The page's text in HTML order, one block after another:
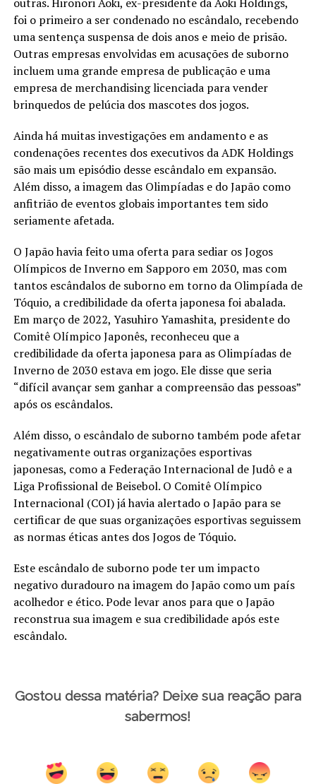
foi o primeiro a ser condenado no escândalo, recebendo
uma sentença suspensa de dois anos e meio de prisão.
Outras empresas envolvidas em acusações de suborno
incluem uma grande empresa de publicação e uma
empresa de merchandising licenciada para vender
brinquedos de pelúcia dos mascotes dos jogos.
Ainda há muitas investigações em andamento e as
condenações recentes dos executivos da ADK Holdings
são mais um episódio desse escândalo em expansão.
Além disso, a imagem das Olimpíadas e do Japão como
anfitrião de eventos globais importantes tem sido
seriamente afetada.
O Japão havia feito uma oferta para sediar os Jogos
Olímpicos de Inverno em Sapporo em 2030, mas com
tantos escândalos de suborno em torno da Olimpíada de
Tóquio, a credibilidade da oferta japonesa foi abalada.
Em março de 2022, Yasuhiro Yamashita, presidente do
Comitê Olímpico Japonês, reconheceu que a
credibilidade da oferta japonesa para as Olimpíadas de
Inverno de 2030 estava em jogo. Ele disse que seria
“difícil avançar sem ganhar a compreensão das pessoas”
após os escândalos.
Além disso, o escândalo de suborno também pode afetar
negativamente outras organizações esportivas
japonesas, como a Federação Internacional de Judô e a
Liga Profissional de Beisebol. O Comitê Olímpico
Internacional (COI) já havia alertado o Japão para se
certificar de que suas organizações esportivas seguissem
as normas éticas antes dos Jogos de Tóquio.
Este escândalo de suborno pode ter um impacto
negativo duradouro na imagem do Japão como um país
acolhedor e ético. Pode levar anos para que o Japão
reconstrua sua imagem e sua credibilidade após este
escândalo.
Gostou dessa matéria? Deixe sua reação para
sabermos!